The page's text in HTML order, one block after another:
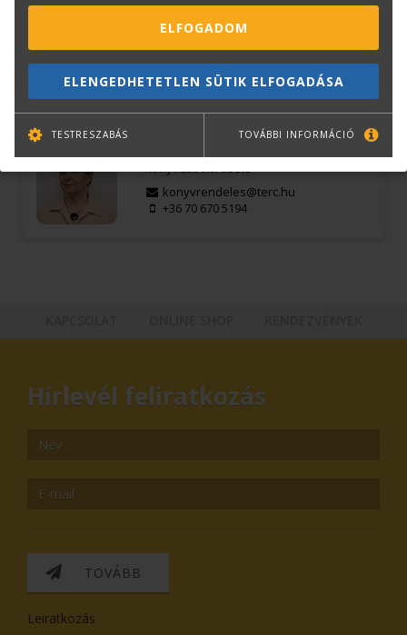
magyar
Kérdése van?
konyvrendeles@terc.hu
+36 70 670 5194
Hírlevél feliratkozás
TOVÁBB
Leiratkozás
ELFOGADOM
ELENGEDHETETLEN SÜTIK ELFOGADÁSA
TESTRESZABÁS TOVÁBBI INFORMÁCIÓ